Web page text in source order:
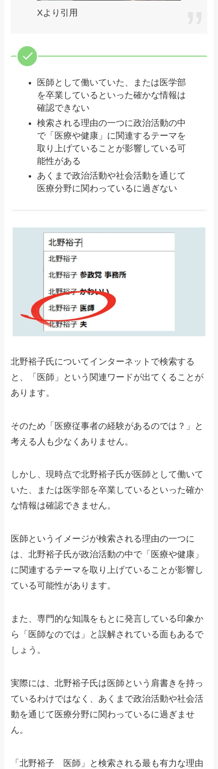
Xより引用
医師として働いていた、または医学部
を卒業しているといった確かな情報は
確認できない
検索される理由の一つに政治活動の中
で「医療や健康」に関連するテーマを
取り上げていることが影響している可
能性がある
あくまで政治活動や社会活動を通じて
医療分野に関わっているに過ぎない
北野裕子氏についてインターネットで検索する
と、「医師」という関連ワードが出てくることが
あります。
そのため「医療従事者の経験があるのでは？」と
考える人も少なくありません。
しかし、現時点で北野裕子氏が医師として働いて
いた、または医学部を卒業しているといった確か
な情報は確認できません。
医師というイメージが検索される理由の一つに
は、北野裕子氏が政治活動の中で「医療や健康」
に関連するテーマを取り上げていることが影響し
ている可能性があります。
また、専門的な知識をもとに発言している印象か
ら「医師なのでは」と誤解されている面もあるで
しょう。
実際には、北野裕子氏は医師という肩書きを持っ
ているわけではなく、あくまで政治活動や社会活
動を通じて医療分野に関わっているに過ぎませ
ん。
「北野裕子 医師」と検索される最も有力な理由